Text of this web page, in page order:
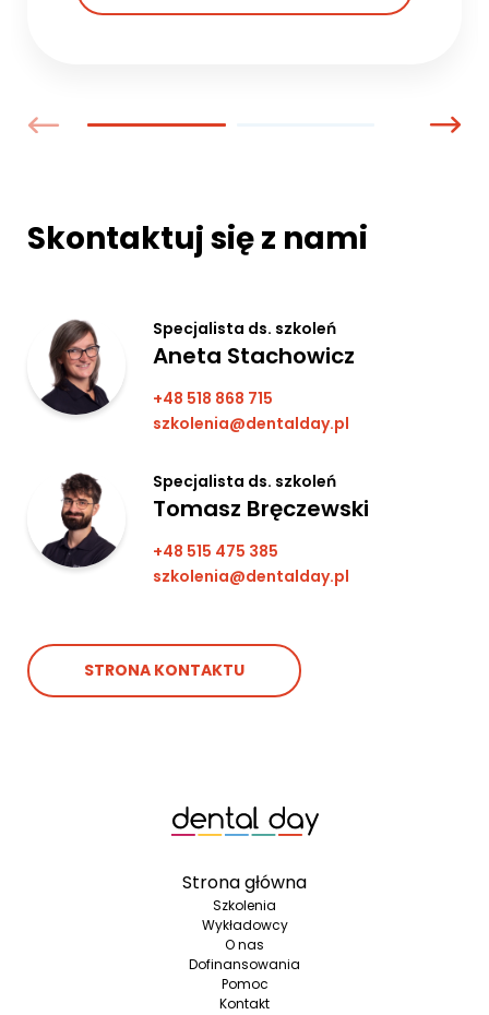
Skontaktuj się z nami
Specjalista ds. szkoleń
Aneta Stachowicz
+48 518 868 715
szkolenia@dentalday.pl
Specjalista ds. szkoleń
Tomasz Bręczewski
+48 515 475 385
szkolenia@dentalday.pl
STRONA KONTAKTU
Strona główna
Szkolenia
Wykładowcy
O nas
Dofinansowania
Pomoc
Kontakt